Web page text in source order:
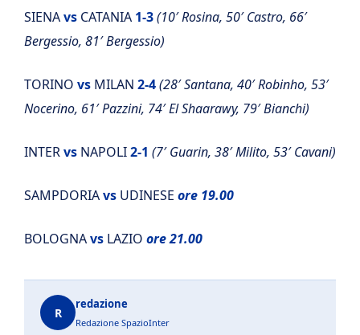
SIENAvs CATANIA 1-3(10′ Rosina, 50′ Castro, 66′
Bergessio, 81′ Bergessio)
TORINO vs MILAN 2-4(28′ Santana, 40′ Robinho, 53′
Nocerino, 61′ Pazzini, 74′ El Shaarawy, 79′ Bianchi)
INTERvs NAPOLI2-1 (7′ Guarin, 38′ Milito, 53′ Cavani)
SAMPDORIAvs UDINESE ore 19.00
BOLOGNAvs LAZIO ore 21.00
R
redazione
Redazione SpazioInter